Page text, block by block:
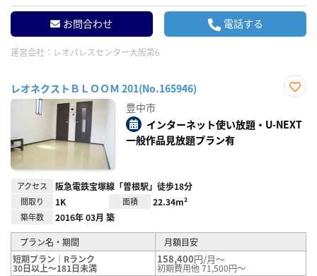
お問合わせ 電話する
運営会社： レオパレスセンター大阪第6
レオネクストＢＬＯＯＭ 201(No.165946)
り登
録
豊中市
インターネット使い放題・U-NEXT
一般作品見放題プラン有
アクセス 阪急電鉄宝塚線「曽根駅」徒歩18分
間取り 1K 面積 22.34m²
築年数 2016年 03月 築
プラン名・期間
月額目安
短期プラン｜Rランク
30日以上～181日未満
158,400円/月～
初期費用他 71,500円～